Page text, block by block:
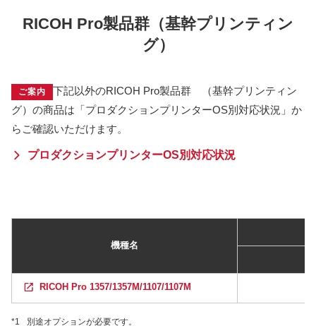
RICOH Pro製品群（基幹プリンティン
グ）
ご案内
下記以外のRICOH Pro製品群 （基幹プリンティン
グ）の商品は「プロダクションプリンターOS別対応状況」か
らご確認いただけます。
プロダクションプリンターOS別対応状況
機種名
RICOH Pro 1357/1357M/1107/1107M
*1 別途オプションが必要です。